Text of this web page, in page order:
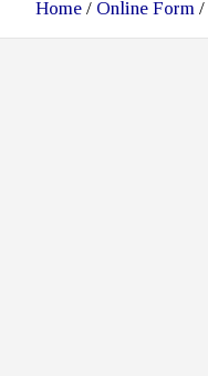
Home Online Form